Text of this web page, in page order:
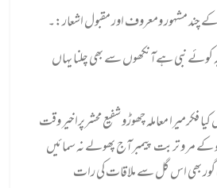
کے چند مشہور ومعروف اور مقبول اشعار:۔
نبی ہےآنکھوں سے بھی چلنا یہاں
فکرمیرا معاملہ چھوڑو شفیع محشرپراخیر وقت
کے مر و تر بت پیمبرآج پھولے نہ سمائیں
بھی اس گل سے ملاقات کی رات